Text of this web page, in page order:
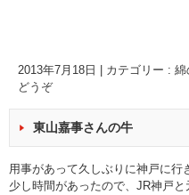
2013年7月18日 カテゴリー : 綿
どうぞ
東山嘉事さんの牛
用事があって久しぶりに神戸に行
少し時間があったので、JR神戸